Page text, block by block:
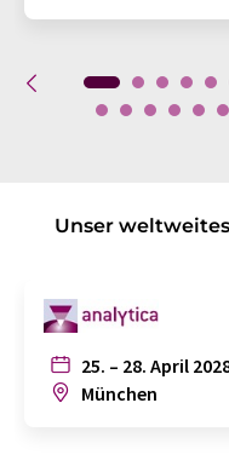
Unser
25. – 28. April
München